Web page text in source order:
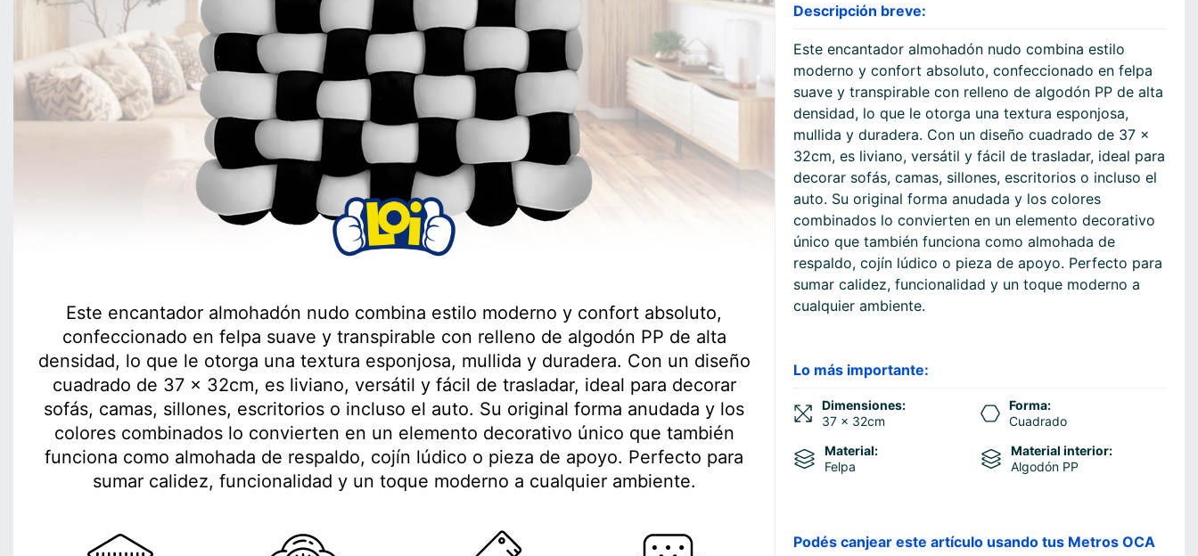
Este encantador almohadón nudo combina estilo moderno y confort absoluto,
confeccionado en felpa suave y transpirable con relleno de algodón PP de alta
densidad, lo que le otorga una textura esponjosa, mullida y duradera. Con un diseño
cuadrado de 37 x 32cm, es liviano, versátil y fácil de trasladar, ideal para decorar
sofás, camas, sillones, escritorios o incluso el auto. Su original forma anudada y los
colores combinados lo convierten en un elemento decorativo único que también
funciona como almohada de respaldo, cojín lúdico o pieza de apoyo. Perfecto para
sumar calidez, funcionalidad y un toque moderno a cualquier ambiente.
Descripción breve:
Este encantador almohadón nudo combina estilo
moderno y confort absoluto, confeccionado en felpa
suave y transpirable con relleno de algodón PP de alta
densidad, lo que le otorga una textura esponjosa,
mullida y duradera. Con un diseño cuadrado de 37 x
32cm, es liviano, versátil y fácil de trasladar, ideal para
decorar sofás, camas, sillones, escritorios o incluso el
auto. Su original forma anudada y los colores
combinados lo convierten en un elemento decorativo
único que también funciona como almohada de
respaldo, cojín lúdico o pieza de apoyo. Perfecto para
sumar calidez, funcionalidad y un toque moderno a
cualquier ambiente.
Lo más importante:
Dimensiones:
37 x 32cm
Forma:
Cuadrado
Material:
Felpa
Material interior:
Algodón PP
Podés canjear este artículo usando tus Metros OCA